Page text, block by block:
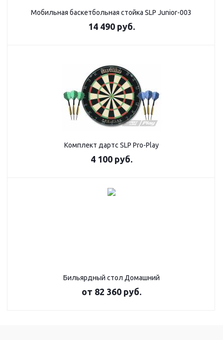
Мобильная баскетбольная стойка SLP Junior-003
14 490руб.
Комплект дартс SLP Pro-Play
4 100руб.
Бильярдный стол Домашний
от 82 360 руб.